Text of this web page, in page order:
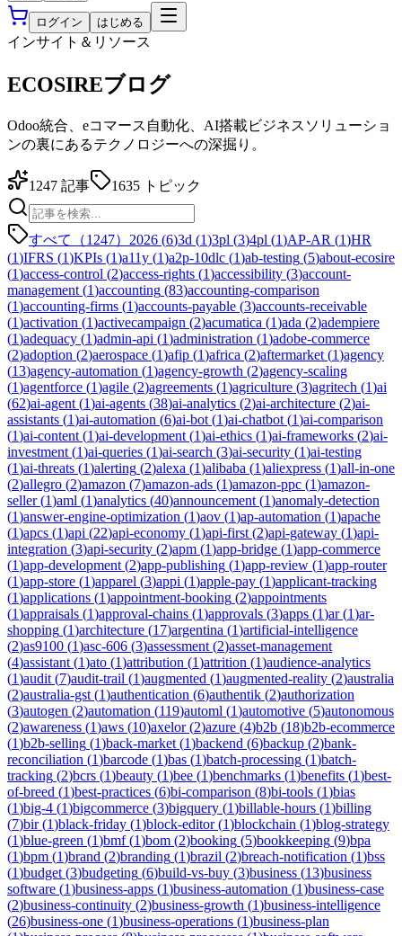
ログイン はじめる
インサイト＆リソース
ECOSIREブログ
Odoo統合、eコマース自動化、AI搭載ビジネスソリューショ
ンの裏にあるテクノロジーへの深掘り。
1247 記事 1635 トピック
すべて（1247） 2026 (6)3d (1)3pl (3)4pl (1)AP-AR (1)HR
(1)IFRS (1)KPIs (1)a11y (1)a2p-10dlc (1)ab-testing (5)about-ecosire
(1)access-control (2)access-rights (1)accessibility (3)account-
management (1)accounting (83)accounting-comparison
(1)accounting-firms (1)accounts-payable (3)accounts-receivable
(1)activation (1)activecampaign (2)acumatica (1)ada (2)adempiere
(1)adequacy (1)admin-api (1)administration (1)adobe-commerce
(2)adoption (2)aerospace (1)afip (1)africa (2)aftermarket (1)agency
(13)agency-automation (1)agency-growth (2)agency-scaling
(1)agentforce (1)agile (2)agreements (1)agriculture (3)agritech (1)ai
(62)ai-agent (1)ai-agents (38)ai-analytics (2)ai-architecture (2)ai-
assistants (1)ai-automation (6)ai-bot (1)ai-chatbot (1)ai-comparison
(1)ai-content (1)ai-development (1)ai-ethics (1)ai-frameworks (2)ai-
investment (1)ai-queries (1)ai-search (3)ai-security (1)ai-testing
(1)ai-threats (1)alerting (2)alexa (1)alibaba (1)aliexpress (1)all-in-one
(2)allegro (2)amazon (7)amazon-ads (1)amazon-ppc (1)amazon-
seller(1)aml (1)analytics (40)announcement (1)anomaly-detection
(1)answer-engine-optimization (1)aov (1)ap-automation (1)apache
(1)apcs (1)api (22)api-economy (1)api-first (2)api-gateway (1)api-
integration (3)api-security (2)apm (1)app-bridge (1)app-commerce
(1)app-development (2)app-publishing (1)app-review (1)app-router
(1)app-store (1)apparel (3)appi (1)apple-pay (1)applicant-tracking
(1)applications (1)appointment-booking (2)appointments
(1)appraisals (1)approval-chains (1)approvals (3)apps (1)ar(1)ar-
shopping (1)architecture (17)argentina (1)artificial-intelligence
(2)as9100 (1)asc-606 (3)assessment (2)asset-management
(4)assistant (1)ato (1)attribution (1)attrition (1)audience-analytics
(1)audit (7)audit-trail (1)augmented (1)augmented-reality (2)australia
(2)australia-gst (1)authentication (6)authentik (2)authorization
(3)autogen (2)automation (119)automl (1)automotive (5)autonomous
(2)awareness (1)aws (10)axelor(2)azure (4)b2b (18)b2b-ecommerce
(1)b2b-selling (1)back-market (1)backend (6)backup (2)bank-
reconciliation (1)barcode (1)bas (1)batch-processing (1)batch-
tracking (2)bcrs (1)beauty (1)bee (1)benchmarks (1)benefits (1)best-
of-breed (1)best-practices (6)bi-comparison (8)bi-tools (1)bias
(1)big-4 (1)bigcommerce (3)bigquery (1)billable-hours (1)billing
(7)bir(1)black-friday (1)block-editor(1)blockchain (1)blog-strategy
(1)blue-green (1)bmf(1)bom (2)booking (5)bookkeeping (9)bpa
(1)bpm (1)brand (2)branding (1)brazil (2)breach-notification (1)bss
(1)budget (3)budgeting (6)build-vs-buy (3)business (13)business
software (1)business-apps (1)business-automation (1)business-case
(2)business-continuity (2)business-growth (1)business-intelligence
(26)business-one (1)business-operations (1)business-plan